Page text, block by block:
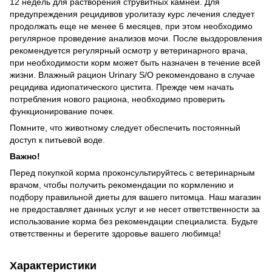
12 недель для растворения струвитных камней. Для
предупреждения рецидивов уролитазу курс лечения следует
продолжать еще не менее 6 месяцев, при этом необходимо
регулярное проведение анализов мочи. После выздоровления
рекомендуется регулярный осмотр у ветеринарного врача,
при необходимости корм может быть назначен в течение всей
жизни. Влажный рацион Urinary S/O рекомендовано в случае
рецидива идиопатического цистита. Прежде чем начать
потребления нового рациона, необходимо проверить
функционирование почек.
Помните, что животному следует обеспечить постоянный
доступ к питьевой воде.
Важно!
Перед покупкой корма проконсультируйтесь с ветеринарным
врачом, чтобы получить рекомендации по кормлению и
подбору правильной диеты для вашего питомца. Наш магазин
не предоставляет данных услуг и не несет ответственности за
использование корма без рекомендации специалиста. Будьте
ответственны и берегите здоровье вашего любимца!
Характеристики